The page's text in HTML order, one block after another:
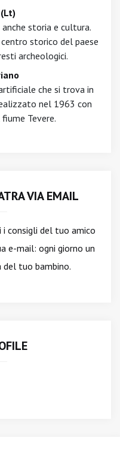
storia e cultura.
storico del paese
archeologici.
che si trova in
nel 1963 con
Tevere.
VIA EMAIL
i consigli del tuo amico
e-mail: ogni giorno un
tuo bambino.